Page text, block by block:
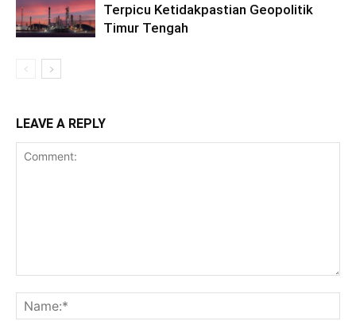
Terpicu Ketidakpastian Geopolitik
Timur Tengah
LEAVE A REPLY